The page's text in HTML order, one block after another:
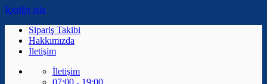
İçeriğe atla
Sipariş Takibi
Hakkımızda
İletişim
İletişim
07:00 - 19:00